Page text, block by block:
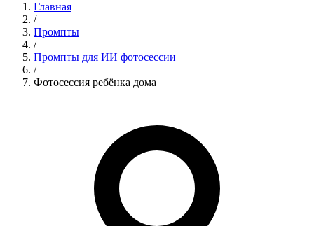
Главная
/
Промпты
/
Промпты для ИИ фотосессии
/
Фотосессия ребёнка дома